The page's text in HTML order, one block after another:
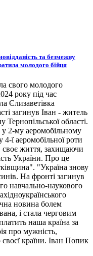
та безмежну
молодого бійця
свого молодого
року під час
Єлизаветівка
загинув Іван - житель
Тернопільської області.
2-му аеромобільному
4-ї аеромобільної роти
своє життя, захищаючи
України. Про це
"Україна знову
На фронті загинув
навчально-наукового
новина болем
і стала черговим
наша країна за
про мужність,
країни. Іван Попик